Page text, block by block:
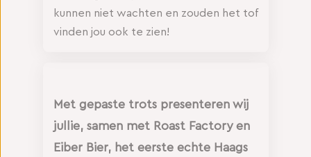
kunnen niet wachten en zouden het tof
vinden jou ook te zien!
Met gepaste trots presenteren wij
jullie, samen met Roast Factory en
Eiber Bier, het eerste echte Haags